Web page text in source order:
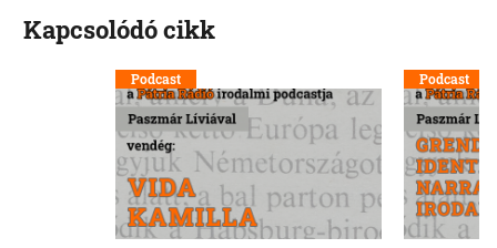
Kapcsolódó cikk
Podcast Podcast